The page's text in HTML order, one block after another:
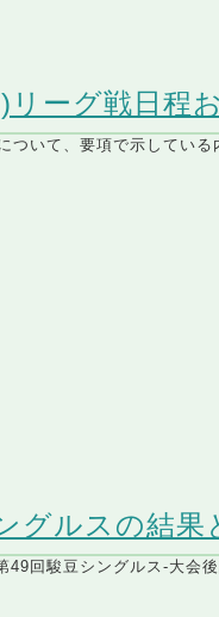
リーグ戦日程
ついて、要項で示してい
グルスの結果
49回駿豆シングルス-大会